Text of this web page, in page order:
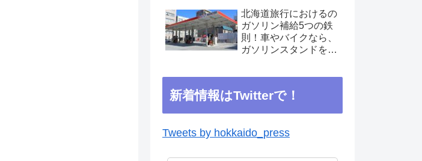
北海道旅行におけるの
ガソリン補給5つの鉄
則！車やバイクなら、
ガソリンスタンドを見
新着情報はTwitterで！
Tweets by hokkaido_press